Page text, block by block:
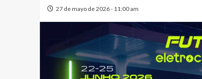
27 de mayo de 2026 - 11:00 am